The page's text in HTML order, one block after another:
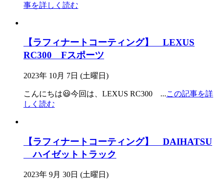
事を詳しく読む
【ラフィナートコーティング】 LEXUS
RC300 Fスポーツ
2023年 10月 7日 (土曜日)
こんにちは😃今回は、LEXUS RC300 ...この記事を詳
しく読む
【ラフィナートコーティング】 DAIHATSU
ハイゼットトラック
2023年 9月 30日 (土曜日)